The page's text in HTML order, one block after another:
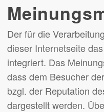
Der für die
dieser Internetseite
integriert. Das
dass dem Besucher
bzgl. der Reputation
dargestellt werden.